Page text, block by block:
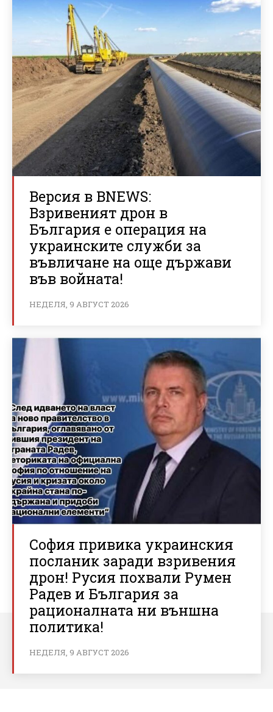
Версия в BNEWS:
Взривеният дрон в
България е операция на
украинските служби за
въвличане на още държави
във войната!
НЕДЕЛЯ, 9 АВГУСТ 2026
София привика украинския
посланик заради взривения
дрон! Русия похвали Румен
Радев и България за
рационалната ни външна
политика!
НЕДЕЛЯ, 9 АВГУСТ 2026